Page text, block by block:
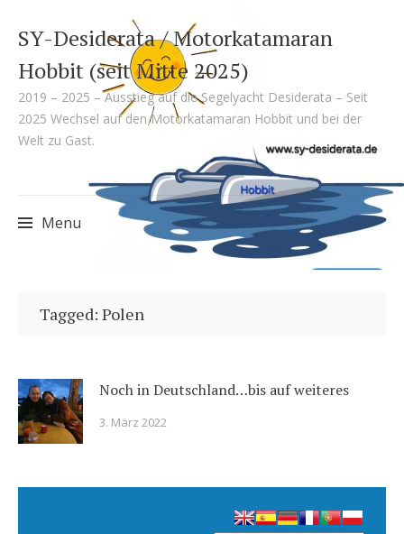
SY-Desiderata / Motorkatamaran
Hobbit (seit Mitte 2025)
2019 – 2025 – Ausstieg auf die Segelyacht Desiderata – Seit
2025 Wechsel auf den Motorkatamaran Hobbit und bei der
Welt zu Gast.
Menu
to
Tagged: Polen
Noch in Deutschland…bis auf weiteres
3. März 2022